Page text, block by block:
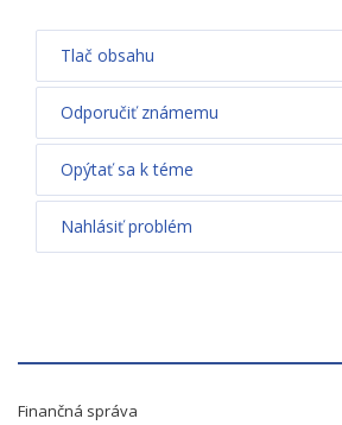
Tlač obsahu
Odporučiť známemu
Opýtať sa k téme
Nahlásiť problém
Finančná správa